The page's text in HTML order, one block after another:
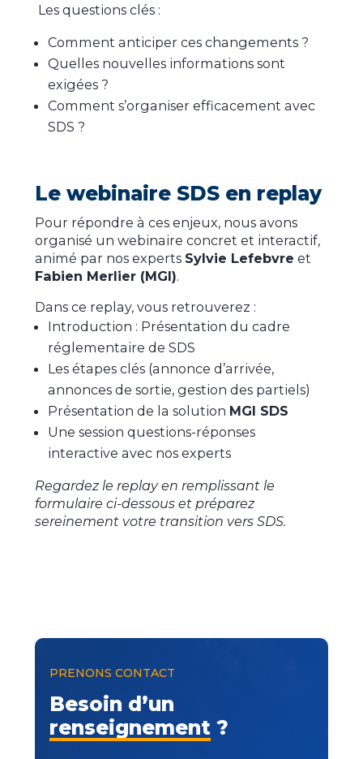
Les questions clés :
Comment anticiper ces changements ?
Quelles nouvelles informations sont
exigées ?
Comment s’organiser efficacement avec
SDS ?
Le webinaire SDS en replay
Pour répondre à ces enjeux, nous avons
organisé un webinaire concret et interactif,
animé par nos experts Sylvie Lefebvre et
Fabien Merlier (MGI).
Dans ce replay, vous retrouverez :
Introduction : Présentation du cadre
réglementaire de SDS
Les étapes clés (annonce d’arrivée,
annonces de sortie, gestion des partiels)
Présentation de la solution MGI SDS
Une session questions-réponses
interactive avec nos experts
Regardez le replay en remplissant le
formulaire ci-dessous et préparez
sereinement votre transition vers SDS.
PRENONS CONTACT
Besoin d’un
renseignement?